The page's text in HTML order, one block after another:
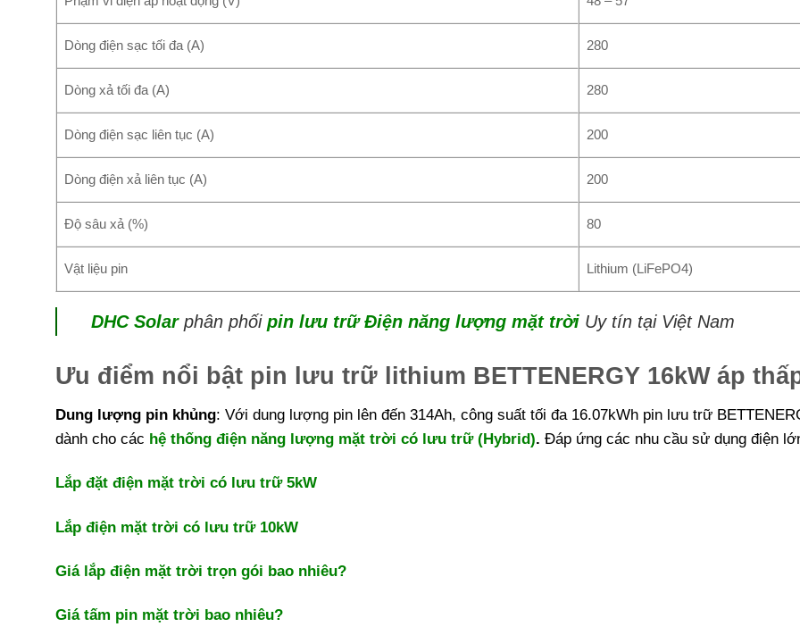
Dòng điện sạc tối đa (A) 280
Dòng xả tối đa (A) 280
Dòng điện sạc liên tục (A) 200
Dòng điện xả liên tục (A) 200
Độ sâu xả (%) 80
Vật liệu pin Lithium (LiFePO4)
DHC Solar phân phốipin lưu trữ Điện năng lượng mặt trời Uy tín tại Việt Nam
Ưu điểm nổi bật pin lưu trữ lithium BETTENERGY 16kW áp
Dung lượng pin khủng: Với dung lượng pin lên đến 314Ah, công suất tối đa 16.07kWh pin lưu trữ
dành cho các hệ thống điện năng lượng mặt trời có lưu trữ (Hybrid). Đáp ứng các nhu cầu sử dụng điện
Lắp đặt điện mặt trời có lưu trữ 5kW
Lắp điện mặt trời có lưu trữ 10kW
Giá lắp điện mặt trời trọn gói bao nhiêu?
Giá tấm pin mặt trời bao nhiêu?